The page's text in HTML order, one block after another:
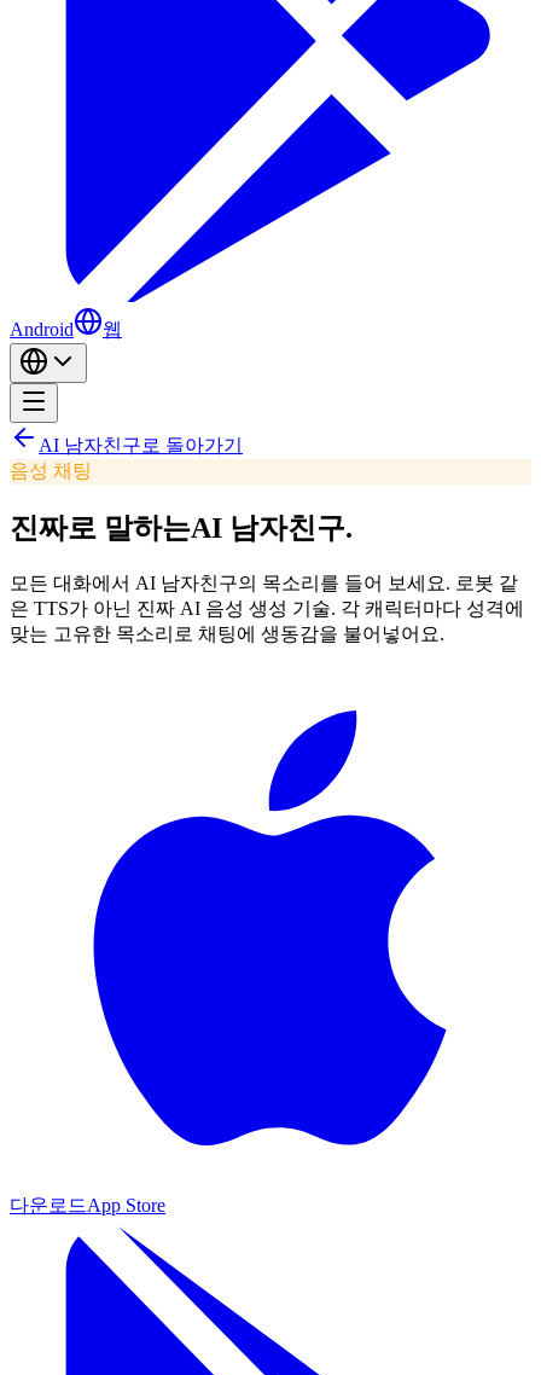
Android 웹
AI 남자친구로 돌아가기
음성 채팅
진짜로 말하는AI 남자친구.
모든 대화에서 AI 남자친구의 목소리를 들어 보세요. 로봇 같
은 TTS가 아닌 진짜 AI 음성 생성 기술. 각 캐릭터마다 성격에
맞는 고유한 목소리로 채팅에 생동감을 불어넣어요.
다운로드App Store